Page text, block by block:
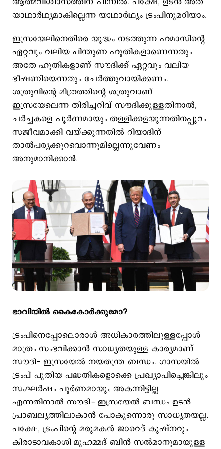
യാഥാര്‍ഥ്യമാകില്ലെന്ന യാഥാര്‍ഥ്യം ട്രംപിനുമറിയാം.
ഇസ്രയേലിനെതിരെ യുദ്ധം നടത്തുന്ന ഹമാസിന്‍റെ
ഏറ്റവും വലിയ പിന്തുണ ഹൂതികളാണെന്നതും
അതേ ഹൂതികളാണ് സൗദിക്ക് ഏറ്റവും വലിയ
ഭീഷണിയെന്നതും ചേര്‍ത്തുവായിക്കണം.
ശത്രുവിന്‍റെ മിത്രത്തിന്‍റെ ശത്രുവാണ്
ഇസ്രയേലെന്ന തിരിച്ചറിവ് സൗദിക്കുള്ളതിനാല്‍,
ചര്‍ച്ചകളെ പൂര്‍ണമായും തള്ളിക്കളയുന്നതിനപ്പുറം
സജീവമാക്കി വയ്ക്കുന്നതില്‍ റിയാദിന്
താല്‍പര്യക്കുറവൊന്നുമില്ലെന്നുവേണം
അനുമാനിക്കാന്‍.
ഭാവിയില്‍ കൈകോര്‍ക്കുമോ?
ട്രംപിനെപ്പോലൊരാള്‍ അധികാരത്തിലുള്ളപ്പോള്‍
മാത്രം സംഭവിക്കാന്‍ സാധ്യതയുള്ള കാര്യമാണ്
സൗദി- ഇസ്രയേല്‍ നയതന്ത്ര ബന്ധം. ഗാസയില്‍
ട്രംപ് പുതിയ പദ്ധതികളൊക്കെ പ്രഖ്യാപിച്ചെങ്കിലും
സംഘര്‍ഷം പൂര്‍ണമായും അകന്നിട്ടില്ല
എന്നതിനാല്‍ സൗദി- ഇസ്രയേല്‍ ബന്ധം ഉടന്‍
പ്രാബല്യത്തിലാകാന്‍ പോകുന്നൊരു സാധ്യതയല്ല.
പക്ഷേ, ട്രംപിന്‍റെ മരുമകന്‍ ജാറെദ് കുഷ്നറും
കിരാടാവകാശി മുഹമ്മദ് ബിന്‍ സല്‍മാനുമായുള്ള